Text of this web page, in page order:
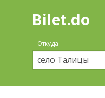
Поиск
покупка
билетов
автобус
онлайн
Bilet.do
Откуда